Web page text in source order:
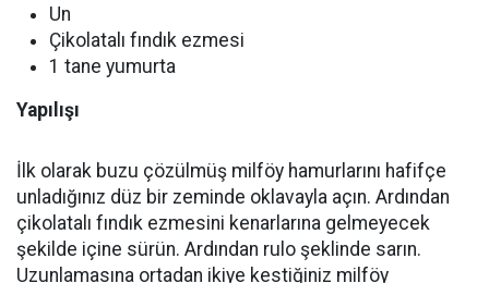
Un
Çikolatalı fındık ezmesi
1 tane yumurta
Yapılışı
İlk olarak buzu çözülmüş milföy hamurlarını hafifçe
unladığınız düz bir zeminde oklavayla açın. Ardından
çikolatalı fındık ezmesini kenarlarına gelmeyecek
şekilde içine sürün. Ardından rulo şeklinde sarın.
Uzunlamasına ortadan ikiye kestiğiniz milföy